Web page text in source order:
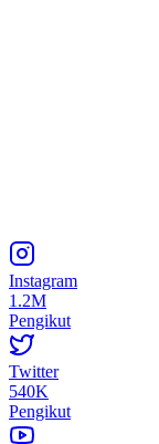
Instagram
1.2M
Pengikut
Twitter
540K
Pengikut